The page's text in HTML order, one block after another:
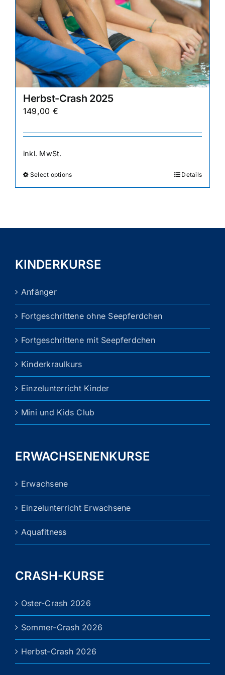
Herbst-Crash 2025
149,00 €
inkl. MwSt.
Select optionsDieses
Produkt
Varianten
Die
Optionen
der
Produktseite
gewählt
werden
Details
KINDERKURSE
Anfänger
Fortgeschrittene ohne Seepferdchen
Fortgeschrittene mit Seepferdchen
Kinderkraulkurs
Einzelunterricht Kinder
Mini und Kids Club
ERWACHSENENKURSE
Erwachsene
Einzelunterricht Erwachsene
Aquafitness
CRASH-KURSE
Oster-Crash 2026
Sommer-Crash 2026
Herbst-Crash 2026